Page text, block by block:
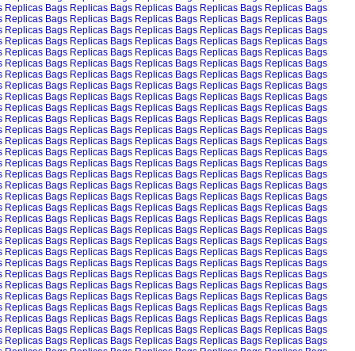
Replicas Bags Replicas Bags Replicas Bags Replicas Bags Replicas Bags
Replicas Bags Replicas Bags Replicas Bags Replicas Bags Replicas Bags
Replicas Bags Replicas Bags Replicas Bags Replicas Bags Replicas Bags
Replicas Bags Replicas Bags Replicas Bags Replicas Bags Replicas Bags
Replicas Bags Replicas Bags Replicas Bags Replicas Bags Replicas Bags
Replicas Bags Replicas Bags Replicas Bags Replicas Bags Replicas Bags
Replicas Bags Replicas Bags Replicas Bags Replicas Bags Replicas Bags
Replicas Bags Replicas Bags Replicas Bags Replicas Bags Replicas Bags
Replicas Bags Replicas Bags Replicas Bags Replicas Bags Replicas Bags
Replicas Bags Replicas Bags Replicas Bags Replicas Bags Replicas Bags
Replicas Bags Replicas Bags Replicas Bags Replicas Bags Replicas Bags
Replicas Bags Replicas Bags Replicas Bags Replicas Bags Replicas Bags
Replicas Bags Replicas Bags Replicas Bags Replicas Bags Replicas Bags
Replicas Bags Replicas Bags Replicas Bags Replicas Bags Replicas Bags
Replicas Bags Replicas Bags Replicas Bags Replicas Bags Replicas Bags
Replicas Bags Replicas Bags Replicas Bags Replicas Bags Replicas Bags
Replicas Bags Replicas Bags Replicas Bags Replicas Bags Replicas Bags
Replicas Bags Replicas Bags Replicas Bags Replicas Bags Replicas Bags
Replicas Bags Replicas Bags Replicas Bags Replicas Bags Replicas Bags
Replicas Bags Replicas Bags Replicas Bags Replicas Bags Replicas Bags
Replicas Bags Replicas Bags Replicas Bags Replicas Bags Replicas Bags
Replicas Bags Replicas Bags Replicas Bags Replicas Bags Replicas Bags
Replicas Bags Replicas Bags Replicas Bags Replicas Bags Replicas Bags
Replicas Bags Replicas Bags Replicas Bags Replicas Bags Replicas Bags
Replicas Bags Replicas Bags Replicas Bags Replicas Bags Replicas Bags
Replicas Bags Replicas Bags Replicas Bags Replicas Bags Replicas Bags
Replicas Bags Replicas Bags Replicas Bags Replicas Bags Replicas Bags
Replicas Bags Replicas Bags Replicas Bags Replicas Bags Replicas Bags
Replicas Bags Replicas Bags Replicas Bags Replicas Bags Replicas Bags
Replicas Bags Replicas Bags Replicas Bags Replicas Bags Replicas Bags
Replicas Bags Replicas Bags Replicas Bags Replicas Bags Replicas Bags